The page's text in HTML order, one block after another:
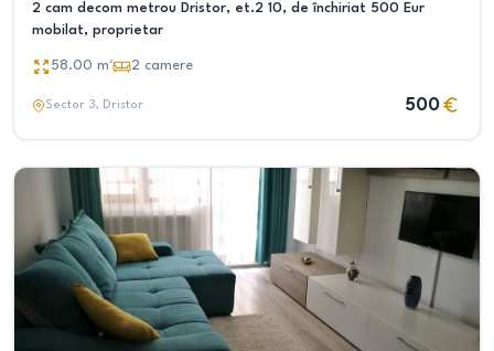
2 cam decom metrou Dristor, et.2 10, de închiriat 500 Eur
mobilat, proprietar
58.00 m² 2 camere
Sector 3, Dristor 500